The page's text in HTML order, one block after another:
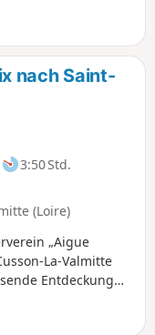
die
Sie ein in die
nach Saint-
3:50 Std.
(Loire)
„Aigue
La-Valmitte
Entdeckung
die